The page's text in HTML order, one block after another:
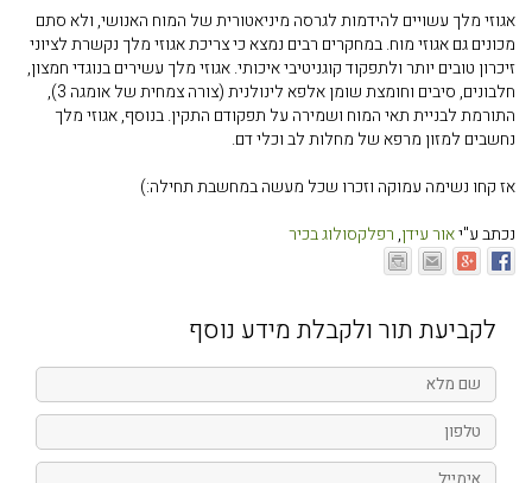
לקביעת תור ולקבלת מידע נוסף
שם
מלא
טלפון
אימייל
אגוזי מלך עשויים להידמות לגרסה מיניאטורית של המוח האנושי, ולא סתם
מכונים גם אגוזי מוח. במחקרים רבים נמצא כי צריכת אגוזי מלך נקשרת לציוני
זיכרון טובים יותר ולתפקוד קוגניטיבי איכותי. אגוזי מלך עשירים בנוגדי חמצון,
חלבונים, סיבים וחומצת שומן אלפא לינולנית (צורה צמחית של אומגה 3),
התורמת לבניית תאי המוח ושמירה על תפקודם התקין. בנוסף, אגוזי מלך
נחשבים למזון מרפא של מחלות לב וכלי דם.
אז קחו נשימה עמוקה וזכרו שכל מעשה במחשבת תחילה:)
נכתב ע"יאור עידן, רפלקסולוג בכיר